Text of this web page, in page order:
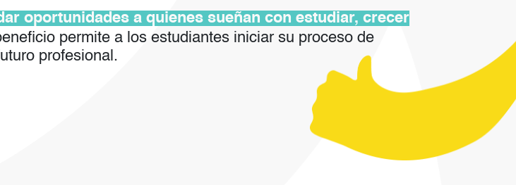
oportunidades a quienes sueñan con estudiar, crecer
permite a los estudiantes iniciar su proceso de
profesional.